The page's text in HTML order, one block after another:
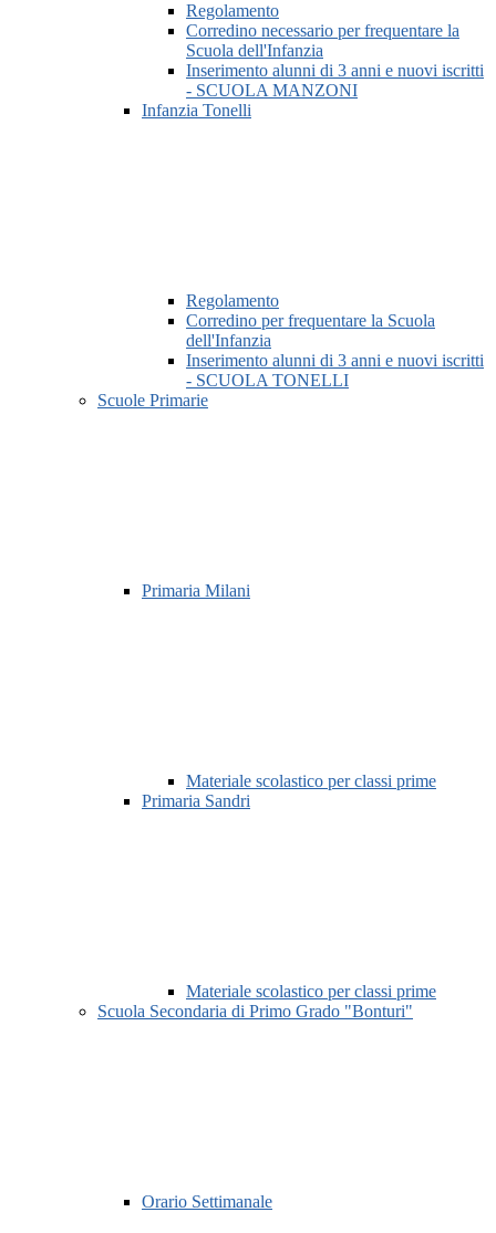
Regolamento
Corredino necessario per frequentare la
Scuola dell'Infanzia
Inserimento alunni di 3 anni e nuovi iscritti
- SCUOLA MANZONI
Infanzia Tonelli
Regolamento
Corredino per frequentare la Scuola
dell'Infanzia
Inserimento alunni di 3 anni e nuovi iscritti
- SCUOLA TONELLI
Scuole Primarie
Primaria Milani
Materiale scolastico per classi prime
Primaria Sandri
Materiale scolastico per classi prime
Scuola Secondaria di Primo Grado "Bonturi"
Orario Settimanale